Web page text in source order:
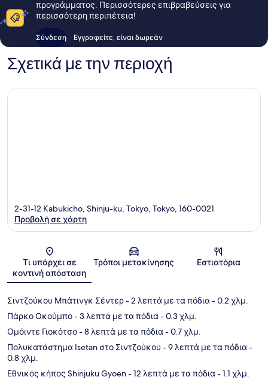
προγράμματος. Περισσότερες επιβραβεύσεις για
περισσότερη περιπέτεια!
Σύνδεση Εγγραφείτε, είναι δωρεάν
Σχετικά με την περιοχή
Χάρτης
2-31-12 Kabukicho, Shinju-ku, Tokyo, Tokyo, 160-0021
Προβολή σε χάρτη
Τι υπάρχει σε
κοντινή απόσταση
Τρόποι μετακίνησης Εστιατόρια
Σιντζούκου Μπάτινγκ Σέντερ- 2 λεπτά με τα πόδια- 0.2 χλμ.
Πάρκο Οκούμπο- 3 λεπτά με τα πόδια- 0.3 χλμ.
Ομόιντε Γιοκότσο- 8 λεπτά με τα πόδια- 0.7 χλμ.
Πολυκατάστημα Isetan στο Σιντζούκου - 9 λεπτά με τα πόδια-
0.8 χλμ.
Εθνικός κήπος Shinjuku Gyoen- 12 λεπτά με τα πόδια- 1.1 χλμ.